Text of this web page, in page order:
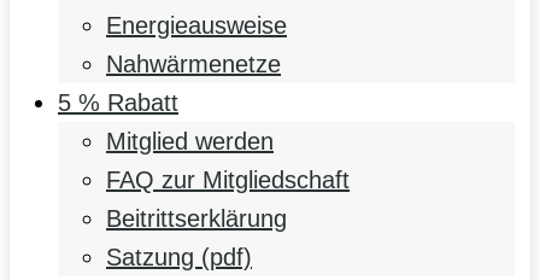
Energieausweise
Nahwärmenetze
5 % Rabatt
Mitglied werden
FAQ zur Mitgliedschaft
Beitrittserklärung
Satzung (pdf)